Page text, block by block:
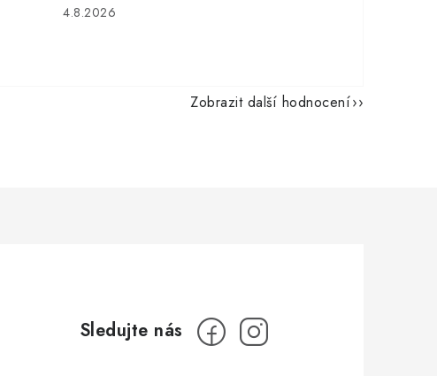
4.8.2026
Zobrazit další hodnocení